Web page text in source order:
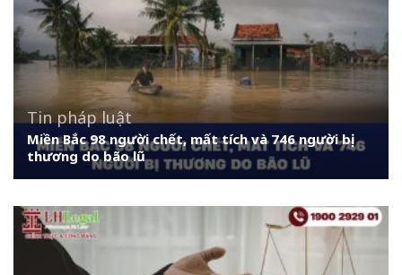
Tin pháp luật
Miền Bắc 98 người chết, mất tích và 746 người bị
thương do bão lũ